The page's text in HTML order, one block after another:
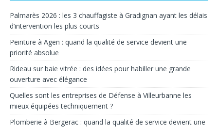
Palmarès 2026 : les 3 chauffagiste à Gradignan ayant les délais
d’intervention les plus courts
Peinture à Agen : quand la qualité de service devient une
priorité absolue
Rideau sur baie vitrée : des idées pour habiller une grande
ouverture avec élégance
Quelles sont les entreprises de Défense à Villeurbanne les
mieux équipées techniquement ?
Plomberie à Bergerac : quand la qualité de service devient une